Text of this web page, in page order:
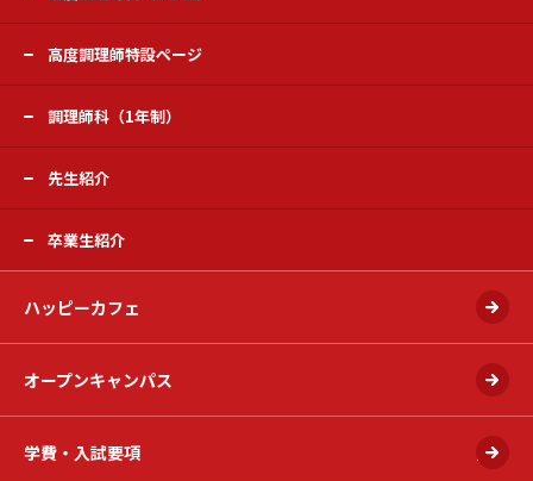
高度調理師特設ページ
調理師科（1年制）
先生紹介
卒業生紹介
ハッピーカフェ
オープンキャンパス
学費・入試要項 開く